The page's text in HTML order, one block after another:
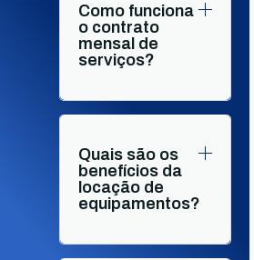
Como funciona
o contrato
mensal de
serviços?
Quais são os
benefícios da
locação de
equipamentos?